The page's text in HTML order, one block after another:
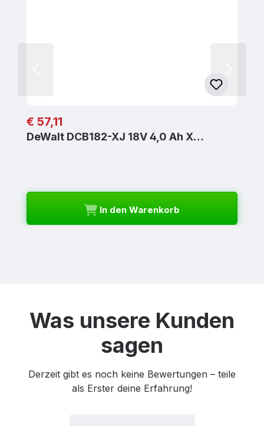
Regulärer Preis:
€ 57,11
DeWalt DCB182-XJ 18V 4,0 Ah X…
In den Warenkorb
Was unsere Kunden
sagen
Derzeit gibt es noch keine Bewertungen – teile
als Erster deine Erfahrung!